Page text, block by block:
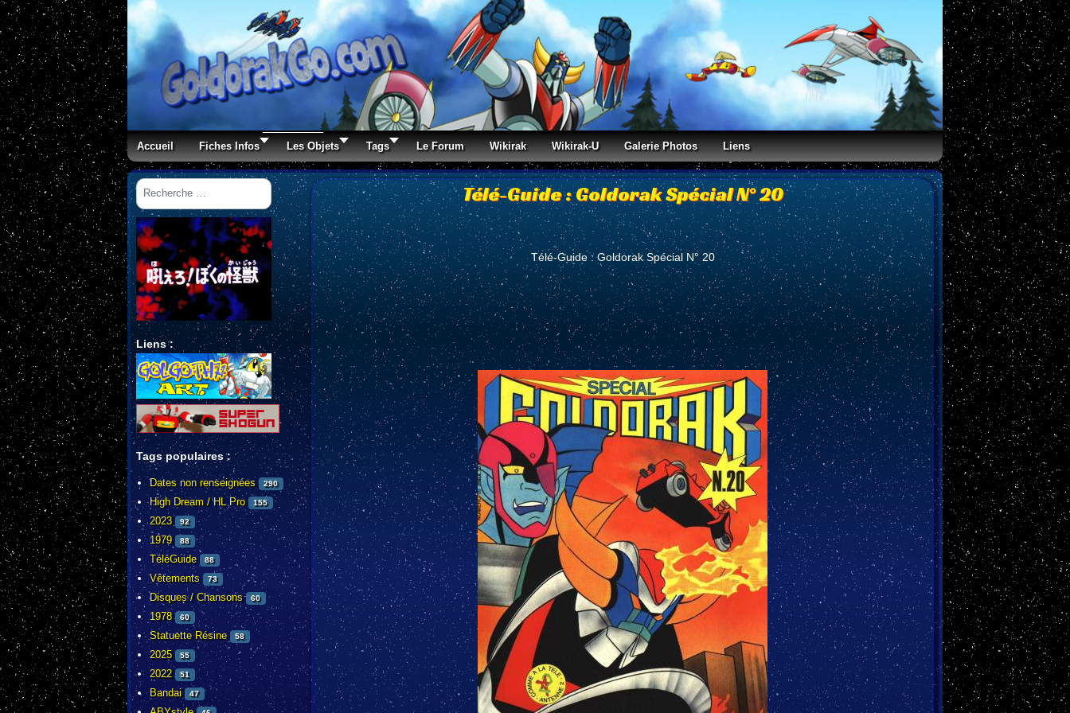
Accueil Fiches Infos Les Objets Tags Le Forum Wikirak Wikirak-U Galerie Photos Liens
Rechercher
Liens :
Tags populaires :
Dates non renseignées 290
High Dream / HL Pro 155
2023 92
1979 88
TéléGuide 88
Vêtements 73
Disques / Chansons 60
1978 60
Statuette Résine 58
2025 55
2022 51
Bandai 47
Télé-Guide : Goldorak Spécial N° 20
Télé-Guide : Goldorak Spécial N° 20